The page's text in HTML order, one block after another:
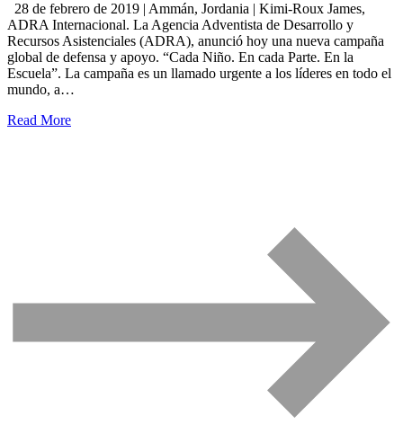
28 de febrero de 2019 | Ammán, Jordania | Kimi-Roux James,
ADRA Internacional. La Agencia Adventista de Desarrollo y
Recursos Asistenciales (ADRA), anunció hoy una nueva campaña
global de defensa y apoyo. “Cada Niño. En cada Parte. En la
Escuela”. La campaña es un llamado urgente a los líderes en todo el
mundo, a…
Read More